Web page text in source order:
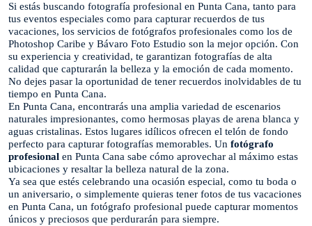
Si estás buscando fotografía profesional en Punta Cana, tanto para
tus eventos especiales como para capturar recuerdos de tus
vacaciones, los servicios de fotógrafos profesionales como los de
Photoshop Caribe y Bávaro Foto Estudio son la mejor opción. Con
su experiencia y creatividad, te garantizan fotografías de alta
calidad que capturarán la belleza y la emoción de cada momento.
No dejes pasar la oportunidad de tener recuerdos inolvidables de tu
tiempo en Punta Cana.
En Punta Cana, encontrarás una amplia variedad de escenarios
naturales impresionantes, como hermosas playas de arena blanca y
aguas cristalinas. Estos lugares idílicos ofrecen el telón de fondo
perfecto para capturar fotografías memorables. Un fotógrafo
profesional en Punta Cana sabe cómo aprovechar al máximo estas
ubicaciones y resaltar la belleza natural de la zona.
Ya sea que estés celebrando una ocasión especial, como tu boda o
un aniversario, o simplemente quieras tener fotos de tus vacaciones
en Punta Cana, un fotógrafo profesional puede capturar momentos
únicos y preciosos que perdurarán para siempre.